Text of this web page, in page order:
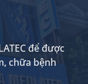
để được
chữa bệnh